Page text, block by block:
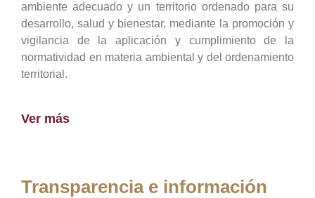
ambiente adecuado y un territorio ordenado para su
desarrollo, salud y bienestar, mediante la promoción y
vigilancia de la aplicación y cumplimiento de la
normatividad en materia ambiental y del ordenamiento
territorial.
Ver más
Transparencia e información